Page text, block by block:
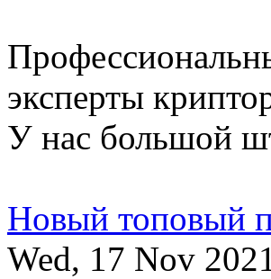
эксперты
У нас большой
Новый топовый
Wed, 17 Nov